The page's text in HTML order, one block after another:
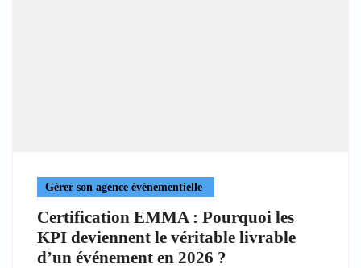
Gérer son agence événementielle
Certification EMMA : Pourquoi les
KPI deviennent le véritable livrable
d’un événement en 2026 ?